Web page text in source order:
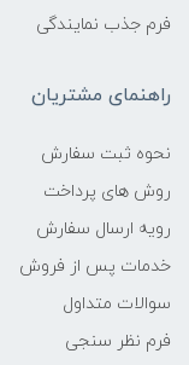
فرم جذب نمایندگی
راهنمای مشتریان
نحوه ثبت سفارش
روش های پرداخت
رویه ارسال سفارش
خدمات پس از فروش
سوالات متداول
فرم نظر سنجی